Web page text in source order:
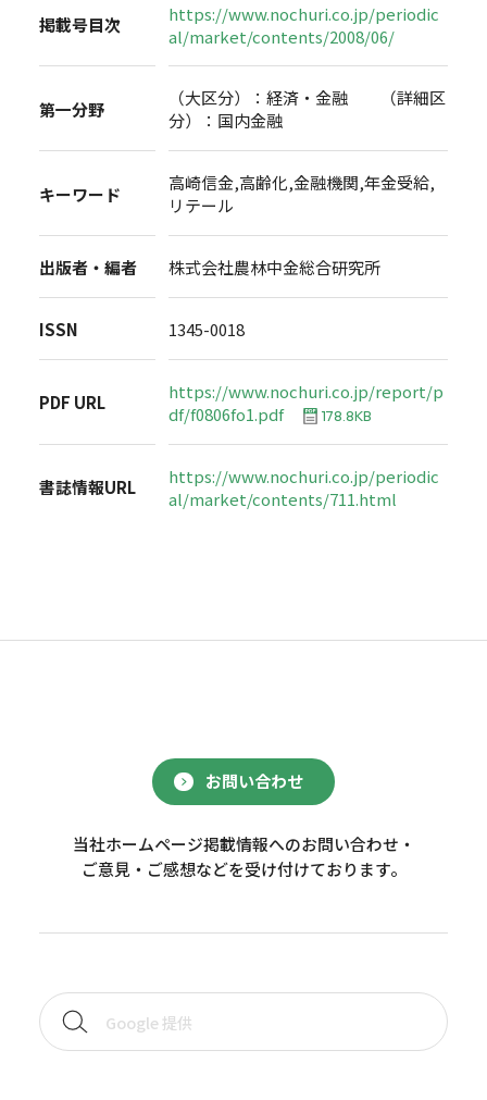
掲載号目次
https://www.nochuri.co.jp/periodic
al/market/contents/2008/06/
第一分野
（大区分）：経済・金融 （詳細区
分）：国内金融
キーワード
高崎信金,高齢化,金融機関,年金受給,
リテール
出版者・編者 株式会社農林中金総合研究所
ISSN 1345-0018
PDF URL
https://www.nochuri.co.jp/report/p
df/f0806fo1.pdf
178.8KB
書誌情報URL
https://www.nochuri.co.jp/periodic
al/market/contents/711.html
お問い合わせ
当社ホームページ掲載情報へのお問い合わせ・
ご意見・ご感想などを受け付けております。